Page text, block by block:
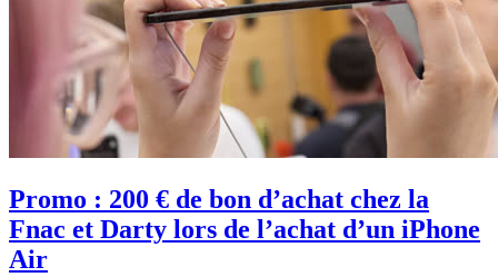
Promo : 200 € de bon d’achat chez la
Fnac et Darty lors de l’achat d’un iPhone
Air